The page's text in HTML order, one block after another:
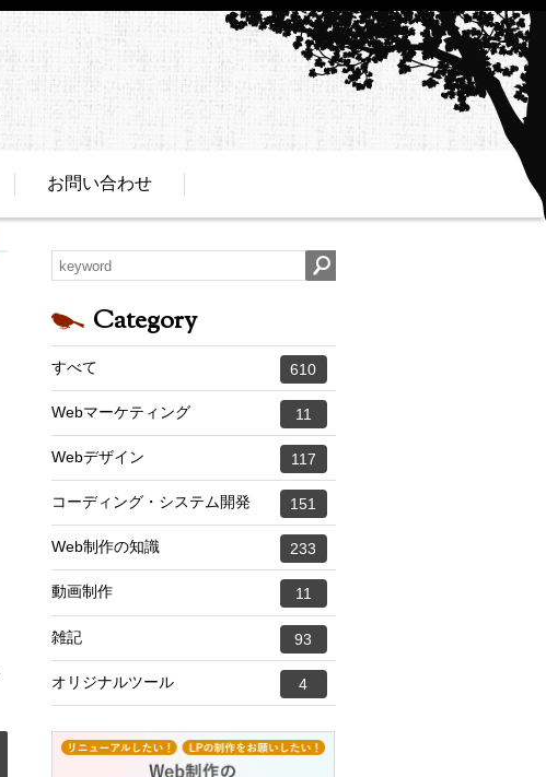
お問い合わせ
Category
すべて 610
Webマーケティング 11
Webデザイン 117
コーディング・システム開発 151
Web制作の知識 233
動画制作 11
雑記 93
オリジナルツール 4